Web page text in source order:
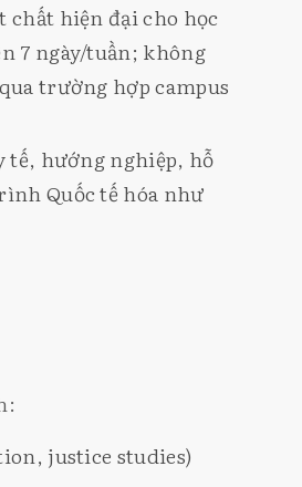
chất hiện đại cho học
7 ngày/tuần; không
trường hợp campus
tế, hướng nghiệp, hỗ
Quốc tế hóa như
justice studies)